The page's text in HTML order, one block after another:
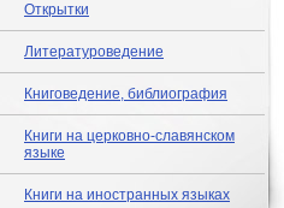
Открытки
Литературоведение
Книговедение, библиография
Книги на церковно-славянском
языке
Книги на иностранных языках